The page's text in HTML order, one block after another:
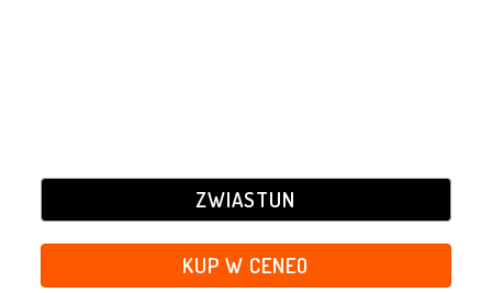
ZWIASTUN
KUP W CENEO